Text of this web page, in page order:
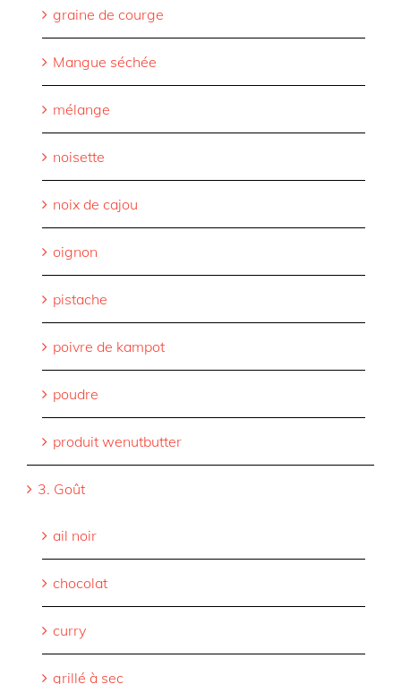
graine de courge
Mangue séchée
mélange
noisette
noix de cajou
oignon
pistache
poivre de kampot
poudre
produit wenutbutter
3. Goût
ail noir
chocolat
curry
grillé à sec